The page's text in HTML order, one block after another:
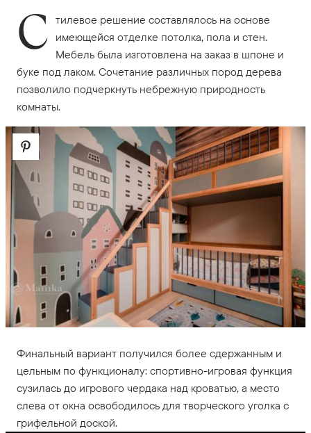
С тилевое решение составлялось на основе
имеющейся отделке потолка, пола и стен.
Мебель была изготовлена на заказ в шпоне и
буке под лаком. Сочетание различных пород дерева
позволило подчеркнуть небрежную природность
комнаты.
Финальный вариант получился более сдержанным и
цельным по функционалу: спортивно-игровая функция
сузилась до игрового чердака над кроватью, а место
слева от окна освободилось для творческого уголка с
грифельной доской.